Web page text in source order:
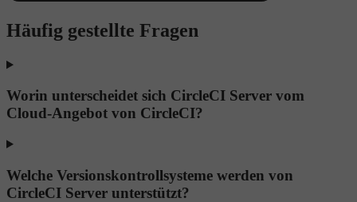
Häufig gestellte Fragen
Worin unterscheidet sich CircleCI Server vom
Cloud-Angebot von CircleCI?
Welche Versionskontrollsysteme werden von
CircleCI Server unterstützt?